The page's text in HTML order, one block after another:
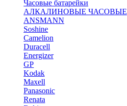
Часовые батарейки
АЛКАЛИНОВЫЕ ЧАСОВЫЕ
ANSMANN
Soshine
Camelion
Duracell
Energizer
GP
Kodak
Maxell
Panasonic
Renata